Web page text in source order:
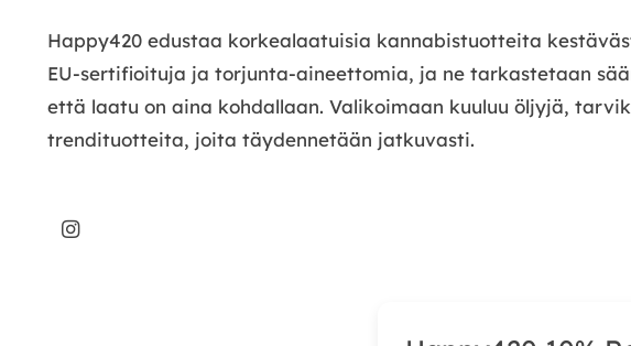
Happy420 edustaa korkealaatuisia kannabistuotteita
EU-sertifioituja ja torjunta-aineettomia, ja ne tarkastetaan
että laatu on aina kohdallaan. Valikoimaan kuuluu öljyjä,
trendituotteita, joita täydennetään jatkuvasti.